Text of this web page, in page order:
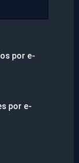
por e-
por e-